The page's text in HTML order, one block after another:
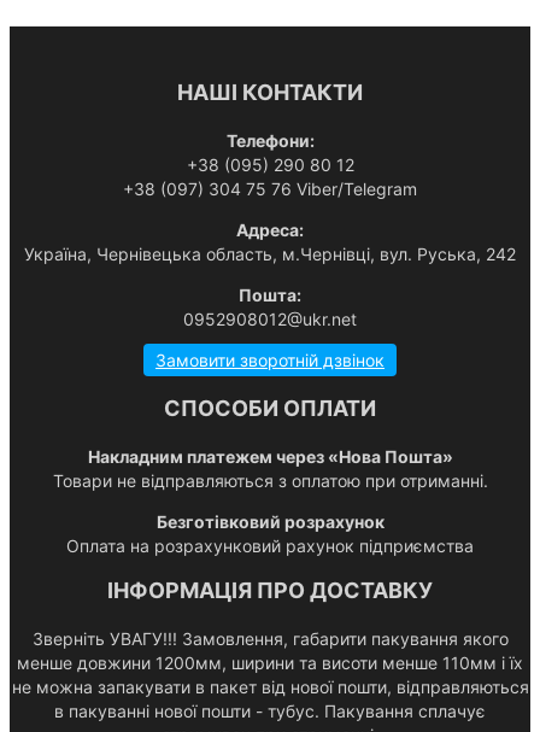
НАШІ КОНТАКТИ
Телефони:
+38 (095) 290 80 12
+38 (097) 304 75 76 Viber/Telegram
Адреса:
Українa, Чернівецька область, м.Чернівці, вул. Руська, 242
Пошта:
0952908012@ukr.net
Замовити зворотній дзвінок
СПОСОБИ ОПЛАТИ
Накладним платежем через «Нова Пошта»
Товари не відправляються з оплатою при отриманні.
Безготівковий розрахунок
Оплата на розрахунковий рахунок підприємства
ІНФОРМАЦІЯ ПРО ДОСТАВКУ
Зверніть УВАГУ!!! Замовлення, габарити пакування якого
менше довжини 1200мм, ширини та висоти менше 110мм і їх
не можна запакувати в пакет від нової пошти, відправляються
в пакуванні нової пошти - тубус. Пакування сплачує